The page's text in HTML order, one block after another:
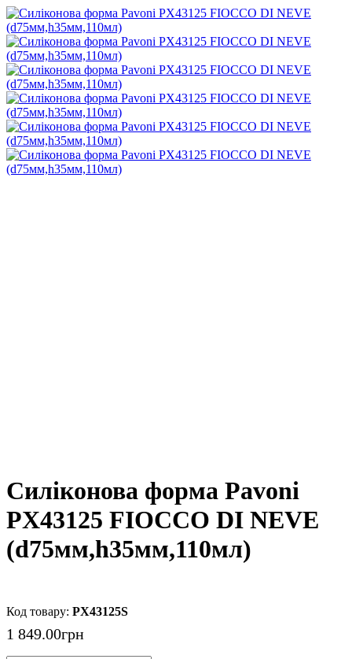
Силіконова форма Pavoni
PX43125 FIOCCO DI NEVE
(d75мм,h35мм,110мл)
PX43125S
1 849.00грн